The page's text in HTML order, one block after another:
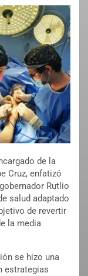
de la
Cruz, enfatizó
Rutlio
salud adaptado
de revertir
la media
se hizo una
estrategias